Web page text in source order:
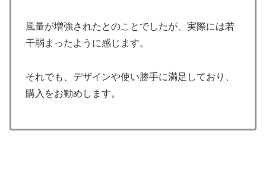
風量が増強されたとのことでしたが、実際には若
干弱まったように感じます。
それでも、デザインや使い勝手に満足しており、
購入をお勧めします。